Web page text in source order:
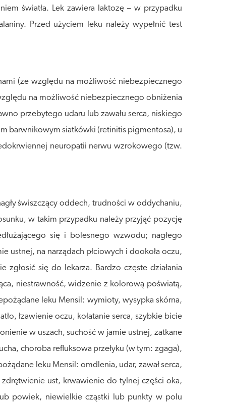
światła. Lek zawiera laktozę – w przypadku
Przed użyciem leku należy wypełnić test
(ze względu na możliwość niebezpiecznego
na możliwość niebezpiecznego obniżenia
przebytego udaru lub zawału serca, niskiego
barwnikowym siatkówki (retinitis pigmentosa), u
neuropatii nerwu wzrokowego (tzw.
świszczący oddech, trudności w oddychaniu,
w takim przypadku należy przyjąć pozycję
się i bolesnego wzwodu; nagłego
ustnej, na narządach płciowych i dookoła oczu,
się do lekarza. Bardzo częste działania
niestrawność, widzenie z kolorową poświatą,
lekuMensil : wymioty, wysypka skórna,
łzawienie oczu, kołatanie serca, szybkie bicie
w uszach, suchość w jamie ustnej, zatkane
choroba refluksowa przełyku (w tym: zgaga),
lekuMensil : omdlenia, udar, zawał serca,
ust, krwawienie do tylnej części oka,
powiek, niewielkie cząstki lub punkty w polu